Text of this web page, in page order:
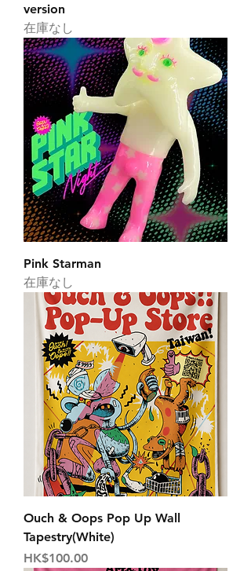
version
在庫なし
Pink Starman
在庫なし
Ouch & Oops Pop Up Wall
Tapestry(White)
価格
HK$100.00